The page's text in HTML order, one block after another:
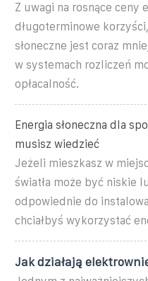
Z uwagi na rosnące ceny
długoterminowe
słoneczne jest coraz
w systemach rozliczeń
opłacalność.
Energia słoneczna dla
musisz wiedzieć
Jeżeli mieszkasz w
światła może być niskie
odpowiednie do
chciałbyś wykorzystać
Jak działają